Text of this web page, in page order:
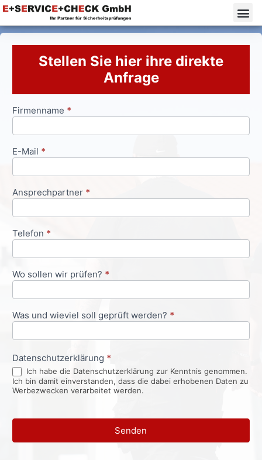
Stellen Sie hier ihre direkte
Anfrage
Anfrageformular
Firmenname *
E-Mail *
Ansprechpartner *
Telefon *
Wo sollen wir prüfen? *
Was und wieviel soll geprüft werden? *
Datenschutzerklärung *
Ich habe die Datenschutzerklärung zur Kenntnis genommen.
Ich bin damit einverstanden, dass die dabei erhobenen Daten zu
Werbezwecken verarbeitet werden.
Senden